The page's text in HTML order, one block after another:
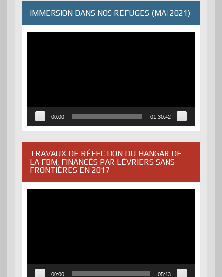
IMMERSION DANS NOS REFUGES (MAI 2021)
00:00 01:30:42
TRAVAUX DE RÉFECTION DU HANGAR DE
LA FBM, FINANCÉS PAR LÉVRIERS SANS
FRONTIÈRES EN 2017
00:00 05:13